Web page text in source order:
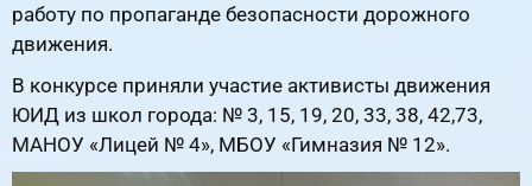
работу по пропаганде безопасности дорожного
движения.
В конкурсе приняли участие активисты движения
ЮИД из школ города: № 3, 15, 19, 20, 33, 38, 42,73,
МАНОУ «Лицей № 4», МБОУ «Гимназия № 12».